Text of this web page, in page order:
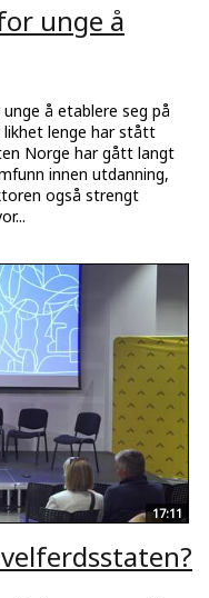
unge å
å etablere seg på
lenge har stått
Norge har gått langt
innen utdanning,
også strengt
17:11